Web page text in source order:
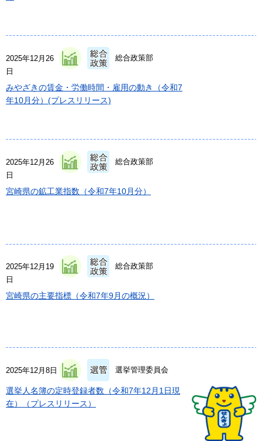
2025年12月26
日
総合政策部
みやざきの賃金・労働時間・雇用の動き（令和7
年10月分）(プレスリリース)
2025年12月26
日
総合政策部
宮崎県の鉱工業指数（令和7年10月分）
2025年12月19
日
総合政策部
宮崎県の主要指標（令和7年9月の概況）
2025年12月8日 選挙管理委員会
選挙人名簿の定時登録者数（令和7年12月1日現
在）（プレスリリース）